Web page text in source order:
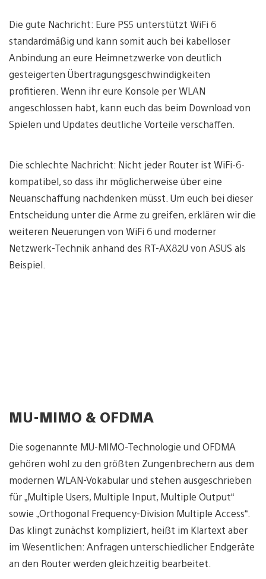
Die gute Nachricht: Eure PS5 unterstützt WiFi 6
standardmäßig und kann somit auch bei kabelloser
Anbindung an eure Heimnetzwerke von deutlich
gesteigerten Übertragungsgeschwindigkeiten
profitieren. Wenn ihr eure Konsole per WLAN
angeschlossen habt, kann euch das beim Download von
Spielen und Updates deutliche Vorteile verschaffen.
Die schlechte Nachricht: Nicht jeder Router ist WiFi-6-
kompatibel, so dass ihr möglicherweise über eine
Neuanschaffung nachdenken müsst. Um euch bei dieser
Entscheidung unter die Arme zu greifen, erklären wir die
weiteren Neuerungen von WiFi 6 und moderner
Netzwerk-Technik anhand des RT-AX82U von ASUS als
Beispiel.
MU-MIMO & OFDMA
Die sogenannte MU-MIMO-Technologie und OFDMA
gehören wohl zu den größten Zungenbrechern aus dem
modernen WLAN-Vokabular und stehen ausgeschrieben
für „Multiple Users, Multiple Input, Multiple Output“
sowie „Orthogonal Frequency-Division Multiple Access“.
Das klingt zunächst kompliziert, heißt im Klartext aber
im Wesentlichen: Anfragen unterschiedlicher Endgeräte
an den Router werden gleichzeitig bearbeitet.